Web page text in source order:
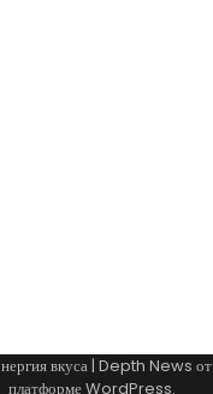
вкуса| Depth News от
платформеWordPress.